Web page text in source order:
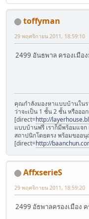
toffyman
29 พฤศจิกายน 2011, 18:59:10
2499 อันธพาล ครองเมือ
คุณกำลังมองหาแบบบ้านในร
ว่าจะเป็น 1 ชั้น 2 ชั้น หรืออ
[direct=http://
แบบบ้านฟรี เราก็มีพร้อมแจ
สถาปนิกโดยตรง พร้อมขออ
[direct=http://
AffxserieS
29 พฤศจิกายน 2011, 18:59:20
2499 อัธพาลครองเมือง